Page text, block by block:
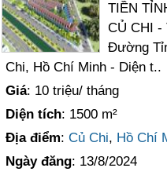
TIỀN
CỦ CHI -
Đường
Chi, Hồ Chí Minh - Diện t..
Giá: 10 triệu/ tháng
Diện tích: 1500 m²
Địa điểm:Củ Chi, Hồ Chí
Ngày đăng: 13/8/2024